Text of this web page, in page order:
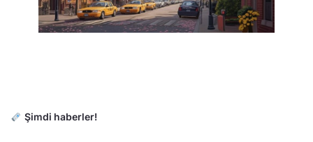
Şimdi haberler!